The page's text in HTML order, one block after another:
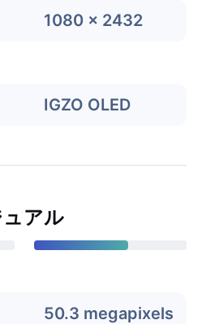
1080 x 2432
IGZO OLED
アル
50.3 megapixels